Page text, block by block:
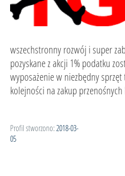
wszechstronny rozwój i super
pozyskane z akcji 1% podatku
wyposażenie w niezbędny
kolejności na zakup
Profil stworzono: 2018-03-
05